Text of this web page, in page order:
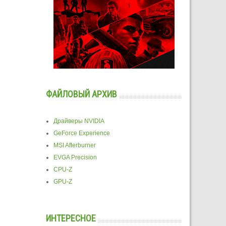
ФАЙЛОВЫЙ АРХИВ
Драйверы NVIDIA
GeForce Experience
MSI Afterburner
EVGA Precision
CPU-Z
GPU-Z
ИНТЕРЕСНОЕ